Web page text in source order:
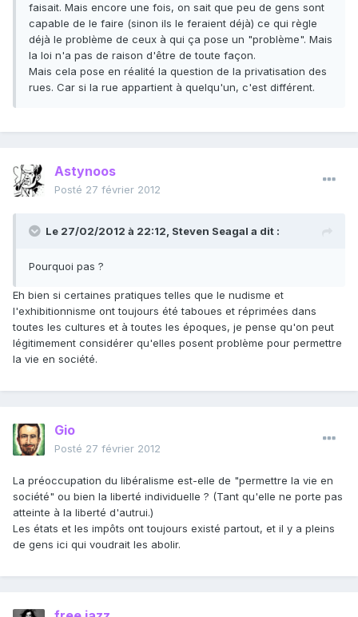
faisait. Mais encore une fois, on sait que peu de gens sont
capable de le faire (sinon ils le feraient déjà) ce qui règle
déjà le problème de ceux à qui ça pose un "problème". Mais
la loi n'a pas de raison d'être de toute façon.
Mais cela pose en réalité la question de la privatisation des
rues. Car si la rue appartient à quelqu'un, c'est différent.
Astynoos
Posté 27 février 2012
Le 27/02/2012 à 22:12, Steven Seagal a dit :
Pourquoi pas ?
Eh bien si certaines pratiques telles que le nudisme et
l'exhibitionnisme ont toujours été taboues et réprimées dans
toutes les cultures et à toutes les époques, je pense qu'on peut
légitimement considérer qu'elles posent problème pour permettre
la vie en société.
Gio
Posté 27 février 2012
La préoccupation du libéralisme est-elle de "permettre la vie en
société" ou bien la liberté individuelle ? (Tant qu'elle ne porte pas
atteinte à la liberté d'autrui.)
Les états et les impôts ont toujours existé partout, et il y a pleins
de gens ici qui voudrait les abolir.